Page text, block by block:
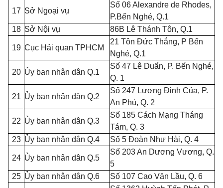
17 Sở Ngoại vụ
Số 06 Alexandre de Rhodes,
P.Bến Nghé, Q.1
18 Sở Nội vụ 86B Lê Thánh Tôn, Q.1
19 Cục Hải quan TPHCM
21 Tôn Đức Thắng, P Bến
Nghé, Q.1
20 Ủy ban nhân dân Q.1
Số 47 Lê Duẩn, P. Bến Nghé,
Q. 1
21 Ủy ban nhân dân Q.2
Số 247 Lương Định Của, P.
An Phú, Q. 2
22 Ủy ban nhân dân Q.3
Số 185 Cách Mạng Tháng
Tám, Q. 3
23 Ủy ban nhân dân Q.4 Số 5 Đoàn Như Hài, Q. 4
24 Ủy ban nhân dân Q.5
Số 203 An Dương Vương, Q.
5
25 Ủy ban nhân dân Q.6
Số 107 Cao Văn Lầu, Q. 6